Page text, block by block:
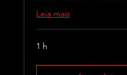
Leia mais
1 h